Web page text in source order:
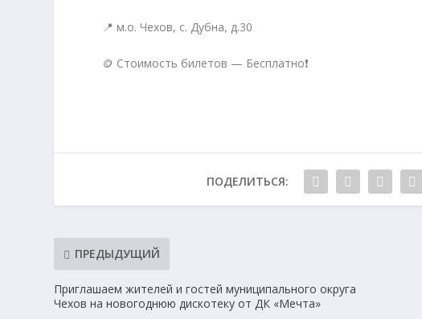
📍 м.о. Чехов, с. Дубна, д.30
🪙 Стоимость билетов — Бесплатно❗️
ПОДЕЛИТЬСЯ:
ПРЕДЫДУЩИЙ
Приглашаем жителей и гостей муниципального округа
Чехов на новогоднюю дискотеку от ДК «Мечта»